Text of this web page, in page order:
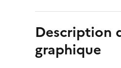
Description
graphique